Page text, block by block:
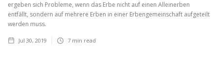
ergeben sich Probleme, wenn das Erbe nicht auf einen Alleinerben
entfällt, sondern auf mehrere Erben in einer Erbengemeinschaft aufgeteilt
werden muss.
Jul 30, 2019 7 min read